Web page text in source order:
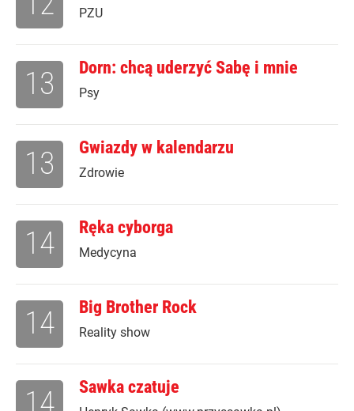
PZU
Dorn: chcą uderzyć Sabę i mnie
Psy
13
Gwiazdy w kalendarzu
Zdrowie
13
Ręka cyborga
Medycyna
14
Big Brother Rock
Reality show
14
Sawka czatuje
14